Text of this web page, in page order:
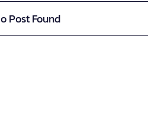
Post Found